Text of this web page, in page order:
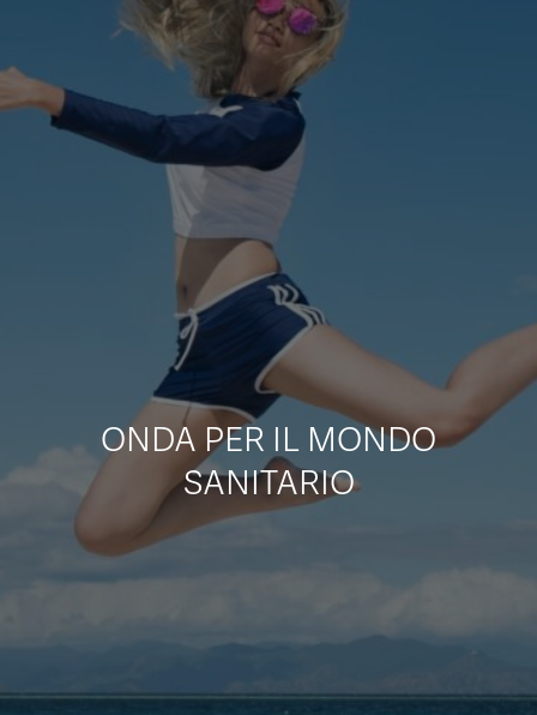
CONTATTI
ONDA PER IL MONDO
SANITARIO